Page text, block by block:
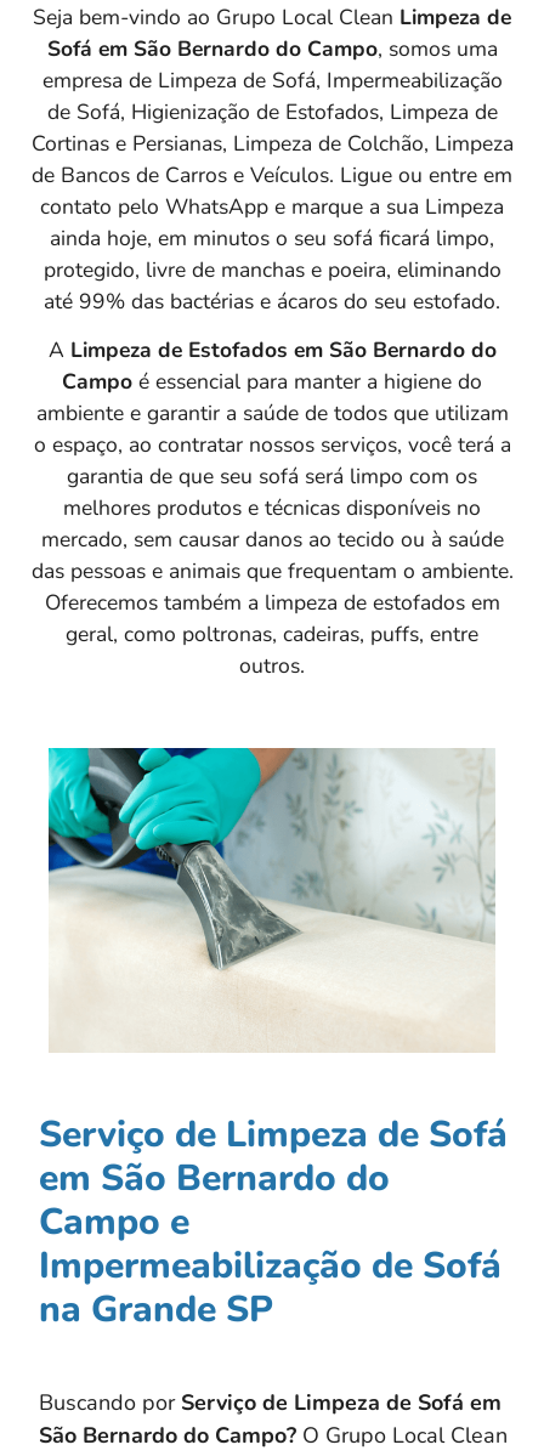
Seja bem-vindo ao Grupo Local Clean Limpeza de
Sofá em São Bernardo do Campo, somos uma
empresa de Limpeza de Sofá, Impermeabilização
de Sofá, Higienização de Estofados, Limpeza de
Cortinas e Persianas, Limpeza de Colchão, Limpeza
de Bancos de Carros e Veículos. Ligue ou entre em
contato pelo WhatsApp e marque a sua Limpeza
ainda hoje, em minutos o seu sofá ficará limpo,
protegido, livre de manchas e poeira, eliminando
até 99% das bactérias e ácaros do seu estofado.
A Limpeza de Estofados em São Bernardo do
Campo é essencial para manter a higiene do
ambiente e garantir a saúde de todos que utilizam
o espaço, ao contratar nossos serviços, você terá a
garantia de que seu sofá será limpo com os
melhores produtos e técnicas disponíveis no
mercado, sem causar danos ao tecido ou à saúde
das pessoas e animais que frequentam o ambiente.
Oferecemos também a limpeza de estofados em
geral, como poltronas, cadeiras, puffs, entre
outros.
Serviço de Limpeza de Sofá
em São Bernardo do
Campo e
Impermeabilização de Sofá
na Grande SP
Buscando por Serviço de Limpeza de Sofá em
São Bernardo do Campo? O Grupo Local Clean